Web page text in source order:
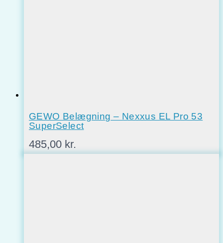
GEWO Belægning – Nexxus EL Pro 53
SuperSelect
485,00 kr.